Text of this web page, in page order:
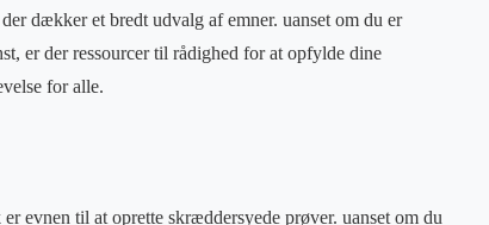
dækker et bredt udvalg af emner. uanset om du er
er der ressourcer til rådighed for at opfylde dine
for alle.
evnen til at oprette skræddersyede prøver. uanset om du